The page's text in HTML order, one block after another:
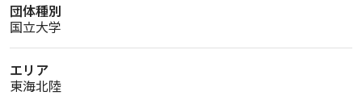
団体種別
国立大学
エリア
東海北陸